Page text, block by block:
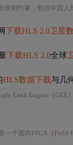
下载HLS 2.0卫星
下载HLS 2.0全球
HLS数据下载与几
Earth Engine （ GEE
一个面向FPGA （ Field-